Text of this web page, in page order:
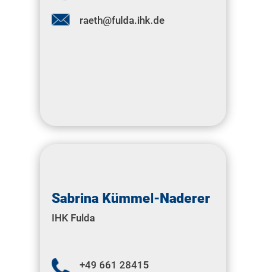
raeth@fulda.ihk.de
Sabrina Kümmel-Naderer
IHK Fulda
+49 661 28415